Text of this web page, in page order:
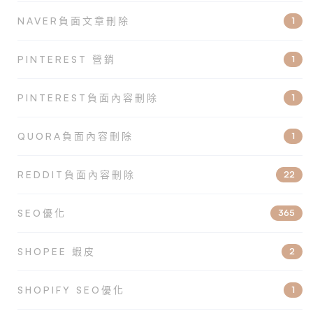
NAVER負面文章刪除 1
PINTEREST 營銷 1
PINTEREST負面內容刪除 1
QUORA負面內容刪除 1
REDDIT負面內容刪除 22
SEO優化 365
SHOPEE 蝦皮 2
SHOPIFY SEO優化 1